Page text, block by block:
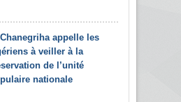
appelle les
à veiller à la
de l’unité
nationale